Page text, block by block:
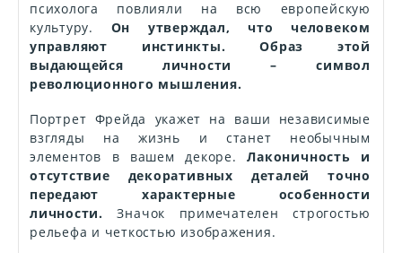
психолога повлияли на всю европейскую
культуру. Он утверждал, что человеком
управляют инстинкты. Образ этой
выдающейся личности – символ
революционного мышления.
Портрет Фрейда укажет на ваши независимые
взгляды на жизнь и станет необычным
элементов в вашем декоре.Лаконичность и
отсутствие декоративных деталей точно
передают характерные особенности
личности. Значок примечателен строгостью
рельефа и четкостью изображения.